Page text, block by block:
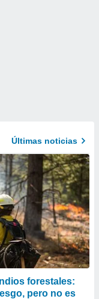
Últimas noticias
forestales:
pero no es